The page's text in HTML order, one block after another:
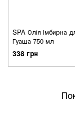
SPA Олія Імбирна
Гуаша 750 мл
338 грн